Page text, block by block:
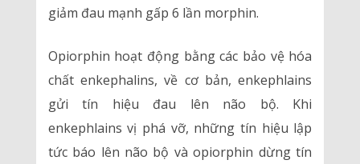
giảm đau mạnh gấp 6 lần morphin.
Opiorphin hoạt động bằng các bảo vệ hóa
chất enkephalins, về cơ bản, enkephlains
gửi tín hiệu đau lên não bộ. Khi
enkephlains vị phá vỡ, những tín hiệu lập
tức báo lên não bộ và opiorphin dừng tín